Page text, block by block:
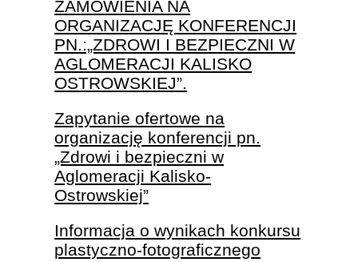
ZAMÓWIENIA NA
ORGANIZACJĘ KONFERENCJI
PN.:„ZDROWI I BEZPIECZNI W
AGLOMERACJI KALISKO
OSTROWSKIEJ”.
Zapytanie ofertowe na
organizację konferencji pn.
„Zdrowi i bezpieczni w
Aglomeracji Kalisko-
Ostrowskiej”
Informacja o wynikach konkursu
plastyczno-fotograficznego